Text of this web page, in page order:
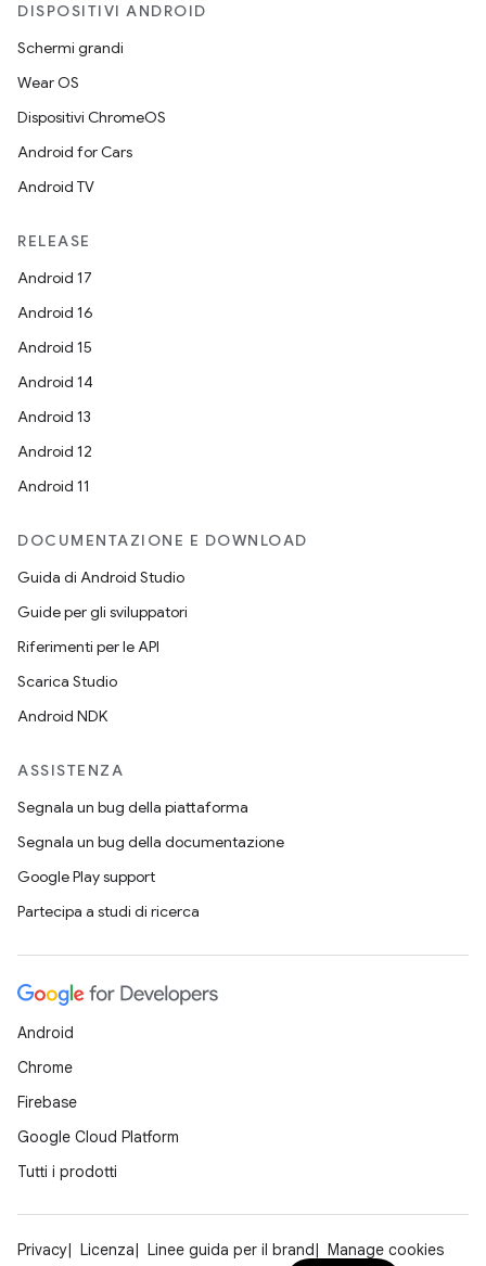
DISPOSITIVI ANDROID
Schermi grandi
Wear OS
Dispositivi ChromeOS
Android for Cars
Android TV
RELEASE
Android 17
Android 16
Android 15
Android 14
Android 13
Android 12
Android 11
DOCUMENTAZIONE E DOWNLOAD
Guida di Android Studio
Guide per gli sviluppatori
Riferimenti per le API
Scarica Studio
Android NDK
ASSISTENZA
Segnala un bug della piattaforma
Segnala un bug della documentazione
Google Play support
Partecipa a studi di ricerca
Android
Chrome
Firebase
Google Cloud Platform
Tutti i prodotti
Privacy Licenza Linee guida per il brand Manage cookies